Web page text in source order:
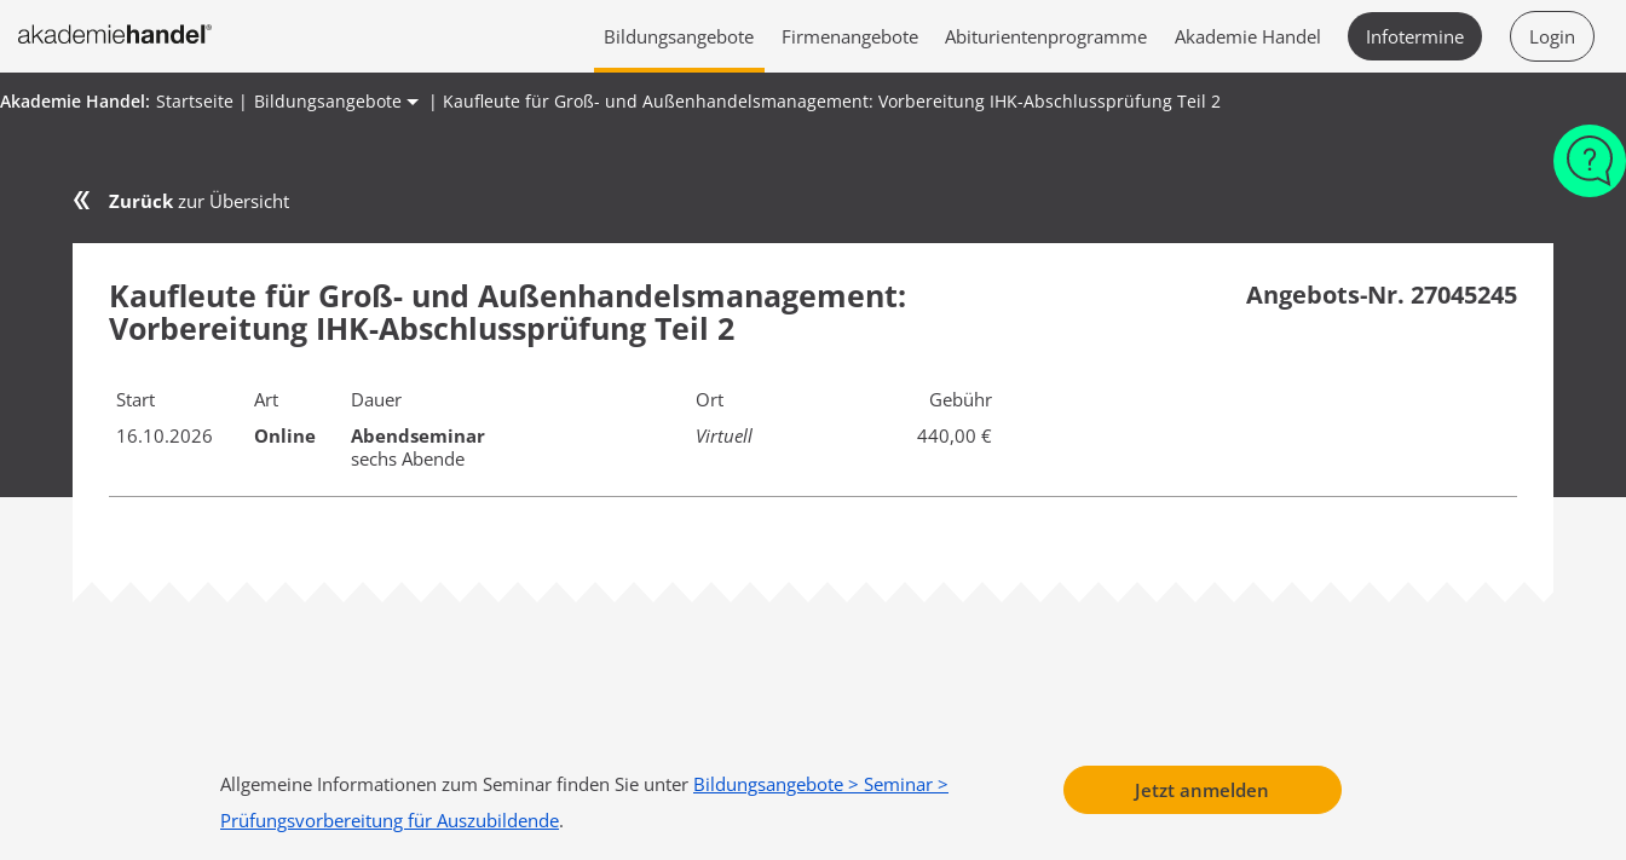
Bildungsangebote Firmenangebote Abiturientenprogramme Akademie Handel Infotermine Login
Startseite Bildungsangebote Kaufleute für Groß- und Außenhandelsmanagement: Vorbereitung IHK-Abschlussprüfung Teil 2
Zurück zur Übersicht
Kaufleute für Groß- und Außenhandelsmanagement:
Vorbereitung IHK-Abschlussprüfung Teil 2
Angebots-Nr. 27045245
Start Art Dauer Ort
Gebühr
16.10.2026
Online
Abend­seminar
sechs Abende
Virtuell 440,00 €
Allgemeine Informationen zum Seminar finden Sie unter Bildungsangebote > Seminar >
Prüfungsvorbereitung für Auszubildende.
Jetzt anmelden